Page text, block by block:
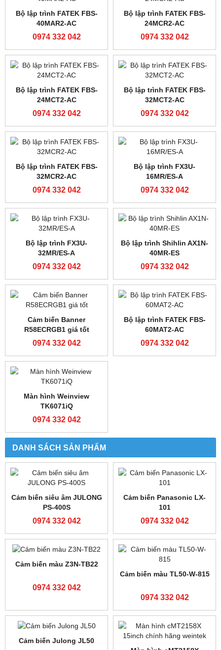
Modul mở rộng analog
FATEK FBS-2DA
0974 332 042
Bộ lập trình FATEK FBS-
20MAR2-AC
0974 332 042
Bộ lập trình FATEK FBS-
0974 332 042
FATEK FBS-40MAT2-AC
Bộ lập trình FATEK FBS-
0974 332 042 0974 332 042
24MCT2-AC
0974 332 042
32MCT2-AC
0974 332 042
Bộ lập trình FATEK FBS-
0974 332 042
16MR/ES-A
0974 332 042
Bộ lập trình FX3U-